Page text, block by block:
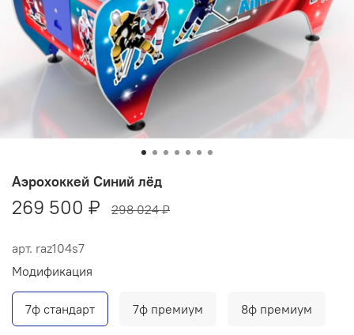
арт. raz104s7
Аэрохоккей Синий лёд
269 500 ₽ 298 024 ₽
Модификация
7ф стандарт 7ф премиум 8ф премиум